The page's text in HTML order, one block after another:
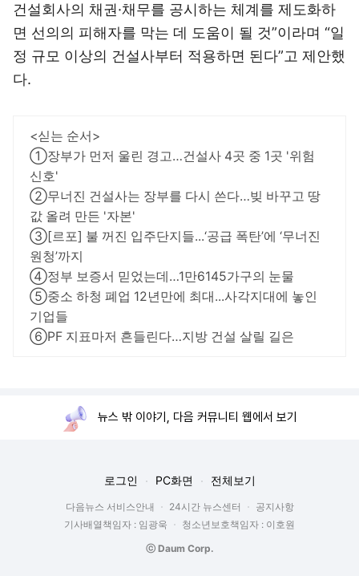
건설회사의 채권·채무를 공시하는 체계를 제도화하
면 선의의 피해자를 막는 데 도움이 될 것”이라며 “일
정 규모 이상의 건설사부터 적용하면 된다”고 제안했
다.
<싣는 순서>
①장부가 먼저 울린 경고…건설사 4곳 중 1곳 '위험
신호'
②무너진 건설사는 장부를 다시 쓴다…빚 바꾸고 땅
값 올려 만든 '자본'
③[르포] 불 꺼진 입주단지들...‘공급 폭탄’에 ‘무너진
원청’까지
④정부 보증서 믿었는데…1만6145가구의 눈물
⑤중소 하청 폐업 12년만에 최대...사각지대에 놓인
기업들
⑥PF 지표마저 흔들린다…지방 건설 살릴 길은
뉴스 밖 이야기, 다음 커뮤니티 웹에서 보기
로그인 PC화면 전체보기
다음뉴스 서비스안내 24시간 뉴스센터
공지사항
기사배열책임자 : 임광욱
청소년보호책임자 : 이호원
ⓒ Daum Corp.